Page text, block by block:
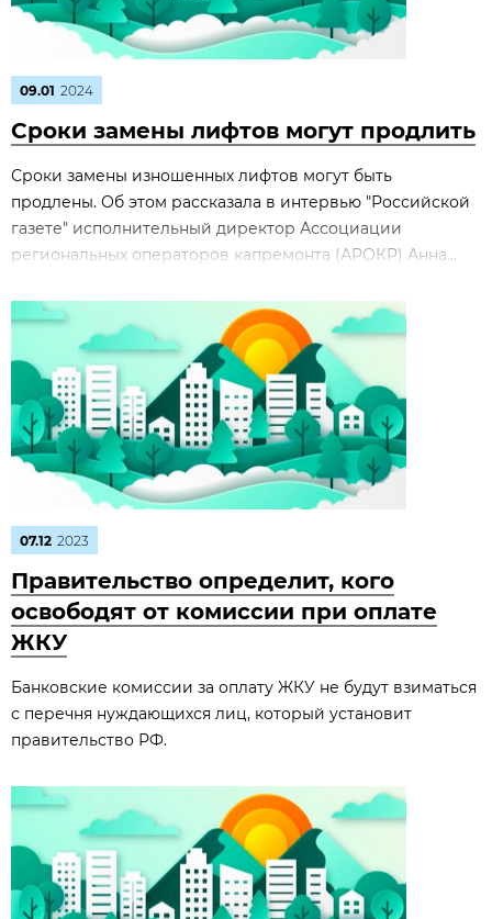
09.01 2024
Сроки замены лифтов могут продлить
Сроки замены изношенных лифтов могут быть
продлены. Об этом рассказала в интервью "Российской
газете" исполнительный директор Ассоциации
региональных операторов капремонта (АРОКР) Анна...
07.12 2023
Правительство определит, кого
освободят от комиссии при оплате
ЖКУ
Банковские комиссии за оплату ЖКУ не будут взиматься
с перечня нуждающихся лиц, который установит
правительство РФ.